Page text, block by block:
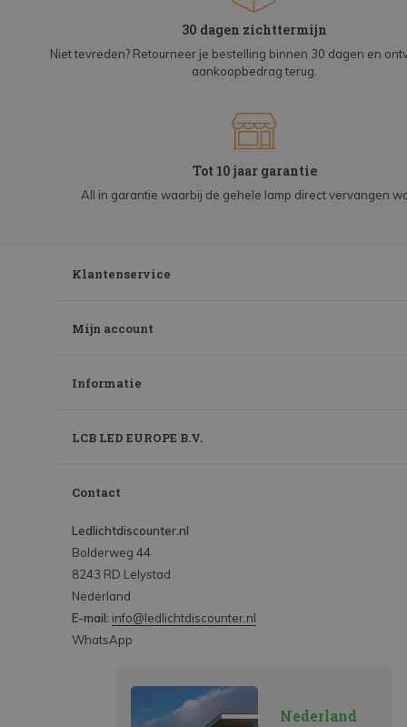
30 dagen zichttermijn
Niet tevreden? Retourneer je bestelling binnen 30 dagen en
aankoopbedrag terug.
Tot 10 jaar garantie
All in garantie waarbij de gehele lamp direct vervangen
Klantenservice
Mijn account
Informatie
LCB LED EUROPE B.V.
Contact
Ledlichtdiscounter.nl
Bolderweg 44
8243 RD Lelystad
Nederland
E-mail: info@ledlichtdiscounter.nl
WhatsApp
Nederland